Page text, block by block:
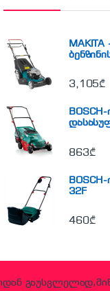
3,105₾
863₾
32F
460₾